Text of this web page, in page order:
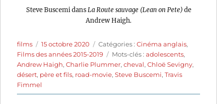
Steve Buscemi dans La Route sauvage (Lean on Pete)de
Andrew Haigh.
Auteur
films
Publié
le
15 octobre 2020 Catégories
Catégories :Cinéma anglais,
Films des années 2015-2019
Étiquettes
Mots-clés :adolescents,
Andrew Haigh,Charlie Plummer,cheval,Chloë Sevigny,
désert, père et fils, road-movie,Steve Buscemi,Travis
Fimmel